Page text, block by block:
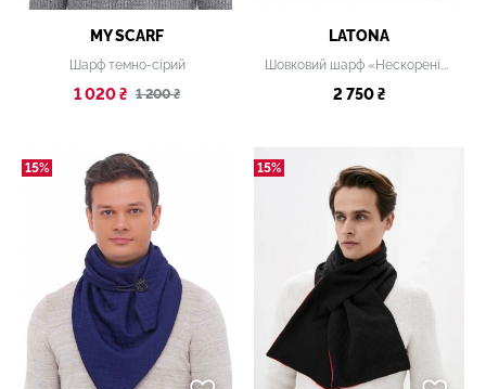
MY SCARF
Шарф темно-сірий
1 020 ₴ 1 200 ₴
LATONA
Шовковий шарф «Нескорені.Козацька слава», 20х140 см
2 750 ₴
15% 15%